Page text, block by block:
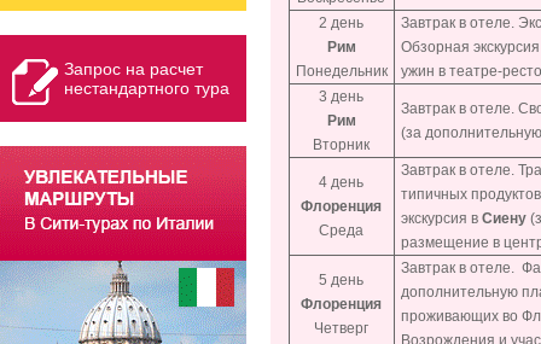
Запрос на расчет
нестандартного тура
2 день
Рим
Понедельник
Завтрак в отеле.
Обзорная
ужин в театре-
3 день
Рим
Вторник
Завтрак в отеле.
(за
4 день
Флоренция
Среда
Завтрак в отеле.
типичных
экскурсия в Сиену
размещение в
5 день
Флоренция
Четверг
Завтрак в отеле.
дополнительную
проживающих во
Возрождения и